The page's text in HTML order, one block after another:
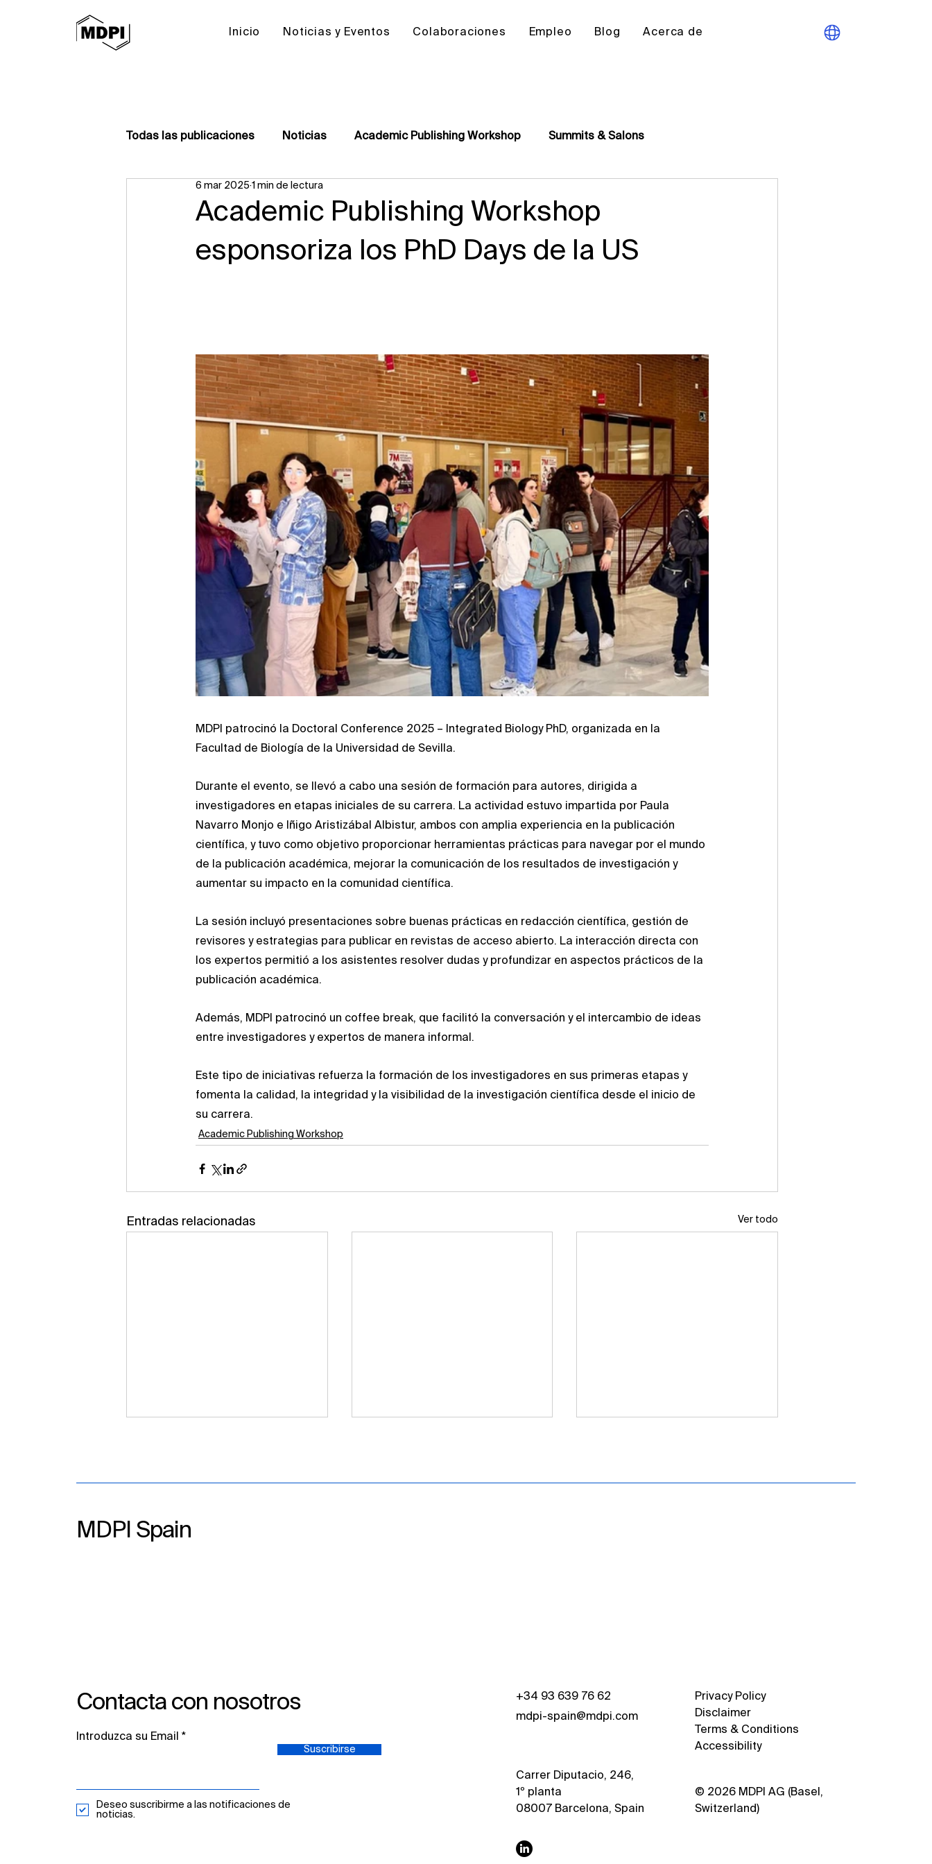
Inicio Noticias y Eventos Colaboraciones Empleo Blog Acerca de
Todas las publicaciones Noticias Academic Publishing Workshop Summits & Salons
Editorial Board Meetings Conferencias
Academic Publishing Workshop
esponsoriza los PhD Days de la US
6 mar 2025 1 min de lectura
MDPI patrocinó la Doctoral Conference 2025 – Integrated Biology PhD, organizada en la
Facultad de Biología de la Universidad de Sevilla.
Durante el evento, se llevó a cabo una sesión de formación para autores, dirigida a
investigadores en etapas iniciales de su carrera. La actividad estuvo impartida por Paula
Navarro Monjo e Iñigo Aristizábal Albistur, ambos con amplia experiencia en la publicación
científica, y tuvo como objetivo proporcionar herramientas prácticas para navegar por el mundo
de la publicación académica, mejorar la comunicación de los resultados de investigación y
aumentar su impacto en la comunidad científica.
La sesión incluyó presentaciones sobre buenas prácticas en redacción científica, gestión de
revisores y estrategias para publicar en revistas de acceso abierto. La interacción directa con
los expertos permitió a los asistentes resolver dudas y profundizar en aspectos prácticos de la
publicación académica.
Además, MDPI patrocinó un coffee break, que facilitó la conversación y el intercambio de ideas
entre investigadores y expertos de manera informal.
Este tipo de iniciativas refuerza la formación de los investigadores en sus primeras etapas y
fomenta la calidad, la integridad y la visibilidad de la investigación científica desde el inicio de
su carrera.
Academic Publishing Workshop
Entradas relacionadas Ver todo
MDPI Spain
Contacta con nosotros
Introduzca su Email
Suscribirse
Deseo suscribirme a las notificaciones de
noticias.
+34 93 639 76 62
mdpi-spain@mdpi.com
Privacy Policy
Disclaimer
Terms & Conditions
Accessibility
Carrer Diputacio, 246,
1º planta
08007 Barcelona, Spain
© 2026 MDPI AG (Basel,
Switzerland)